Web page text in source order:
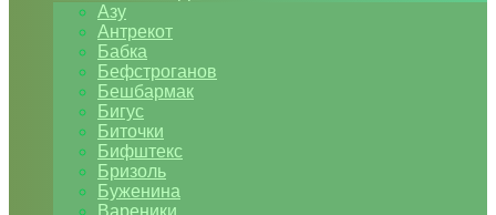
Азу
Антрекот
Бабка
Бефстроганов
Бешбармак
Бигус
Биточки
Бифштекс
Бризоль
Буженина
Вареники